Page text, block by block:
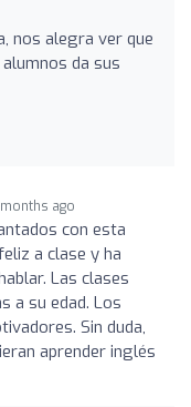
nos alegra ver que
da sus
ago
con esta
a clase y ha
Las clases
a su edad. Los
Sin duda,
aprender inglés